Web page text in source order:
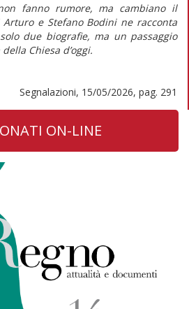
fanno rumore, ma cambiano il
e Stefano Bodini ne racconta
due biografie, ma un passaggio
Chiesa d’oggi.
Segnalazioni, 15/05/2026, pag. 291
ON-LINE